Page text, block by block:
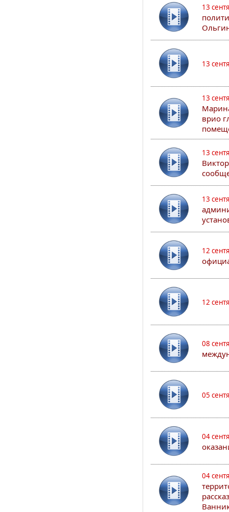
13
13
13
врио
13
13
12
12
08
05
04
04